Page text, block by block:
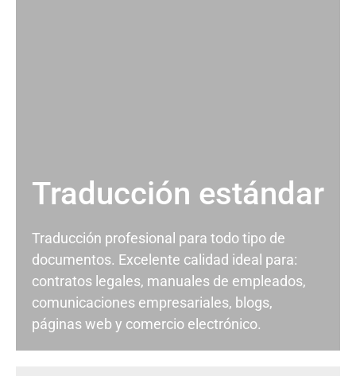
Traducción estándar
Traducción profesional para todo tipo de
documentos. Excelente calidad ideal para:
contratos legales, manuales de empleados,
comunicaciones empresariales, blogs,
páginas web y comercio electrónico.